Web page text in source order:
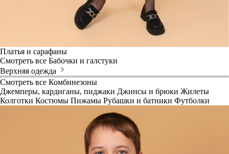
Платья и сарафаны
Смотреть все Бабочки и галстуки
Верхняя одежда
Смотреть все Комбинезоны
Джемперы, кардиганы, пиджаки Джинсы и брюки Жилеты
Колготки Костюмы Пижамы Рубашки и батники Футболки